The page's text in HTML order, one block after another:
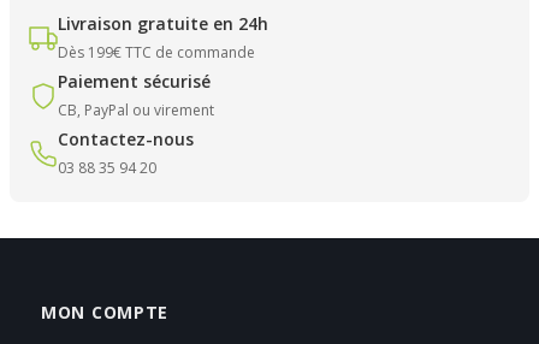
Livraison gratuite en 24h
Dès 199€ TTC de commande
Paiement sécurisé
CB, PayPal ou virement
Contactez-nous
03 88 35 94 20
MON COMPTE